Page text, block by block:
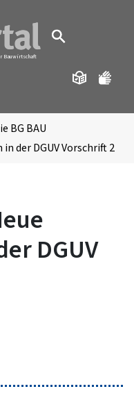
Bauwirtschaft
BG BAU
der DGUV Vorschrift 2
DGUV